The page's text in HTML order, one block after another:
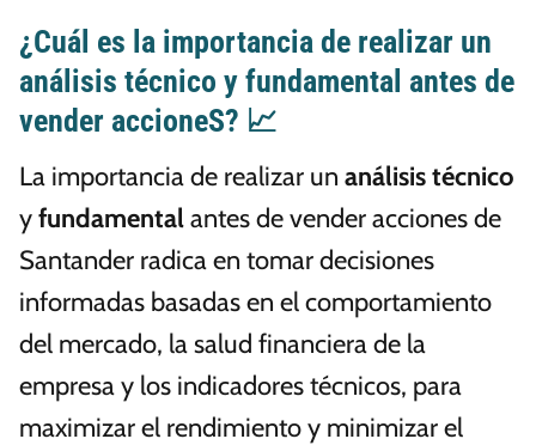
¿Cuál es la importancia de realizar un
análisis técnico y fundamental antes de
vender accioneS? 📈
La importancia de realizar un análisis técnico
yfundamentalantes de vender acciones de
Santander radica en tomar decisiones
informadas basadas en el comportamiento
del mercado, la salud financiera de la
empresa y los indicadores técnicos, para
maximizar el rendimiento y minimizar el